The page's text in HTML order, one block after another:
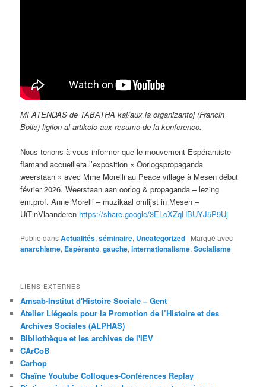
MI ATENDAS de TABATHA kaj/aux la organizantoj (Francin
Bolle) ligilon al artikolo aux resumo de la konferenco.
Nous tenons à vous informer que le mouvement Espérantiste
flamand accueillera l’exposition « Oorlogspropaganda
weerstaan » avec Mme Morelli au Peace village à Mesen début
février 2026. Weerstaan aan oorlog & propaganda – lezing
em.prof. Anne Morelli – muzikaal omlijst in Mesen –
UiTinVlaanderen https://share.google/3ELcXZqHBUYJ5P9Uj
Publié dansActualités,séminaire, Uncategorized | Marqué avec
anarchisme, Espéranto,gauche,internationalisme,Socialisme
LIENS EXTERNES
Amsab-Institut d'Histoire Sociale – Gent
Atelier Liégeois pour la Promotion de l’Histoire et des
Archives Sociales (ALPHAS)
Bibliothèque et les archives de l'IEV
CArCoB
Carhop
Chaîne Youtube Colloques-Conférences Replay